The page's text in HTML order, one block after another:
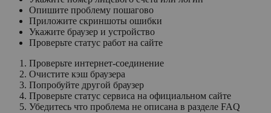
Опишите проблему пошагово
Приложите скриншоты ошибки
Укажите браузер и устройство
Проверьте статус работ на сайте
Проверьте интернет-соединение
Очистите кэш браузера
Попробуйте другой браузер
Проверьте статус сервиса на официальном сайте
Убедитесь что проблема не описана в разделе FAQ